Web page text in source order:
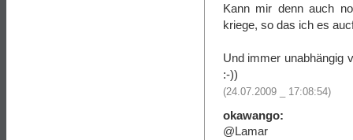
Kann mir denn auch
kriege, so das ich es
Und immer unabhängig
:-))
(24.07.2009 _ 17:08:54)
okawango:
@Lamar